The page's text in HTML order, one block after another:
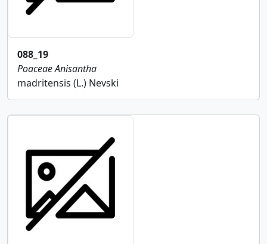
088_19
PoaceaeAnisantha
madritensis (L.) Nevski